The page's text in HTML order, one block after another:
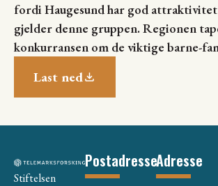
fordi Haugesund har god
gjelder denne gruppen. Regionen
konkurransen om de viktige barne-
Last ned
Stiftelsen
PostadresseAdresse